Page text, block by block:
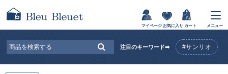
マイページ お気に入り カート メニュー
注目のキーワード➡ #サンリオ